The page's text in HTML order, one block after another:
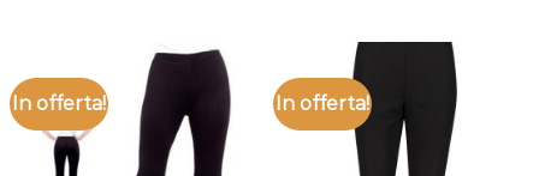
In offerta! In offerta!